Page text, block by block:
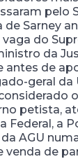
pelo
Sarney
do
da
antes de
geral da
petista,
Federal, a
AGU
de